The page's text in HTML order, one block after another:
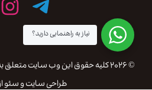
© ۲۰۲۶ کلیه حقوق این وب سایت
طراحی سایت و سئو
نیاز به راهنمایی دارید؟